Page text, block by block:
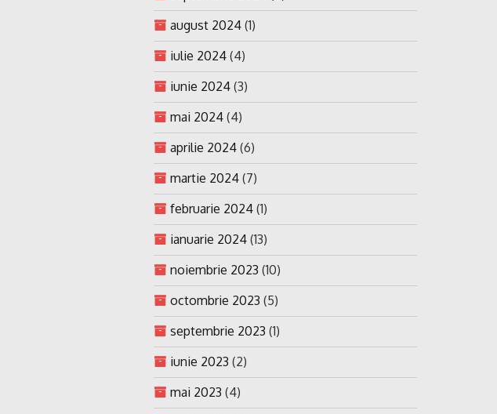
august 2024 (1)
iulie 2024 (4)
iunie 2024 (3)
mai 2024 (4)
aprilie 2024 (6)
martie 2024 (7)
februarie 2024 (1)
ianuarie 2024 (13)
noiembrie 2023 (10)
octombrie 2023 (5)
septembrie 2023 (1)
iunie 2023 (2)
mai 2023 (4)